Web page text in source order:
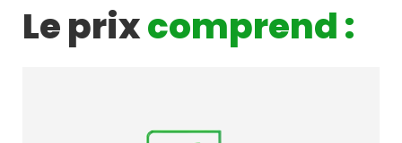
Le prixcomprend :